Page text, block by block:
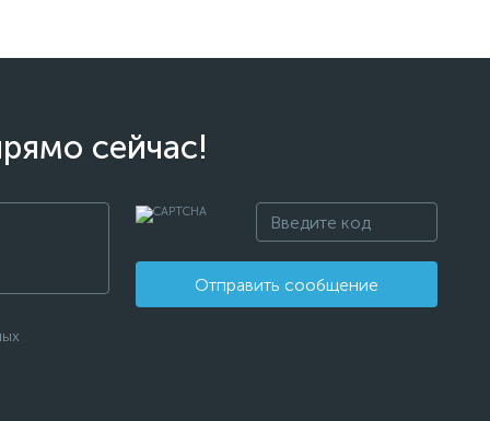
сейчас!
Отправить сообщение